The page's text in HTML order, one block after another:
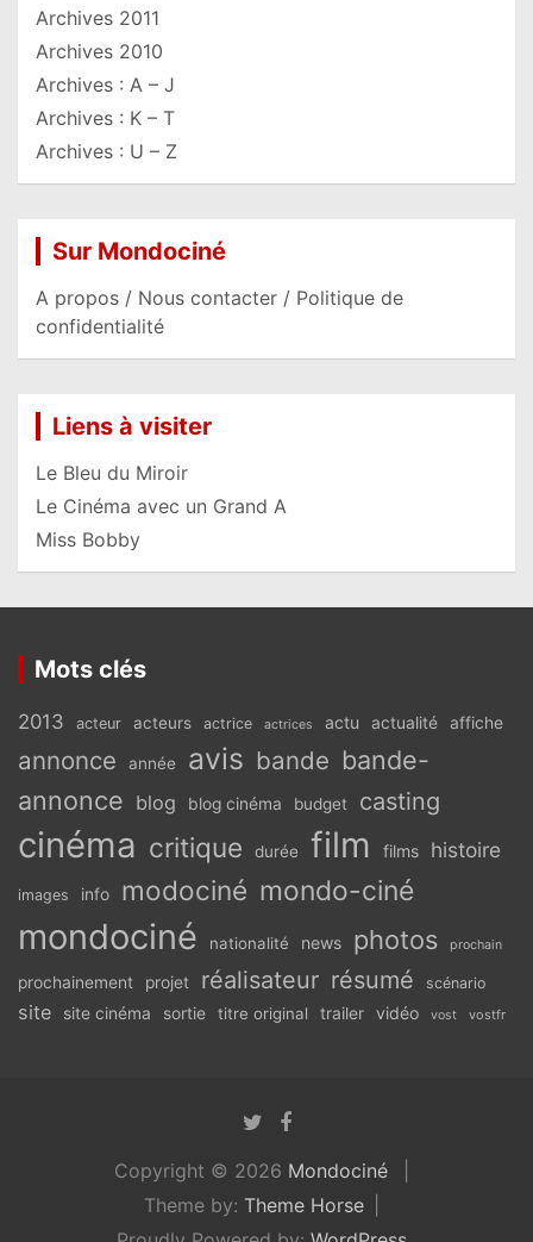
Archives 2011
Archives 2010
Archives : A – J
Archives : K – T
Archives : U – Z
Sur Mondociné
A propos / Nous contacter / Politique de
confidentialité
Liens à visiter
Le Bleu du Miroir
Le Cinéma avec un Grand A
Miss Bobby
Mots clés
2013 acteur acteurs actrice actrices actu actualité affiche
annonce année avis bande bande-
annonce blog blog cinéma budget casting
cinéma critique durée film films histoire
images info modociné mondo-ciné
mondociné nationalité news photos prochain
prochainement projet réalisateur résumé scénario
site site cinéma sortie titre original trailer vidéo vost vostfr
Copyright © 2026 Mondociné
Theme by: Theme Horse